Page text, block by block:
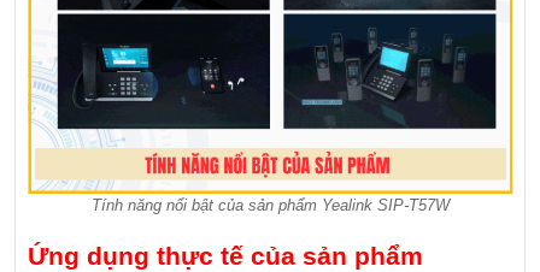
Tính năng nổi bật của sản phẩm Yealink SIP-T57W
Ứng dụng thực tế của sản phẩm